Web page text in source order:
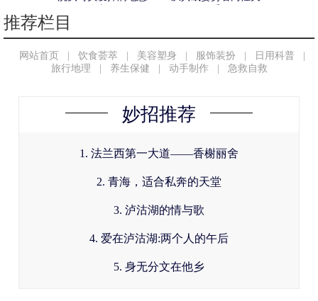
推荐栏目
网站首页 饮食荟萃 美容塑身 服饰装扮 日用科普
旅行地理
养生保健 动手制作 急救自救
妙招推荐
1. 法兰西第一大道——香榭丽舍
2. 青海，适合私奔的天堂
3. 泸沽湖的情与歌
4. 爱在泸沽湖:两个人的午后
5. 身无分文在他乡